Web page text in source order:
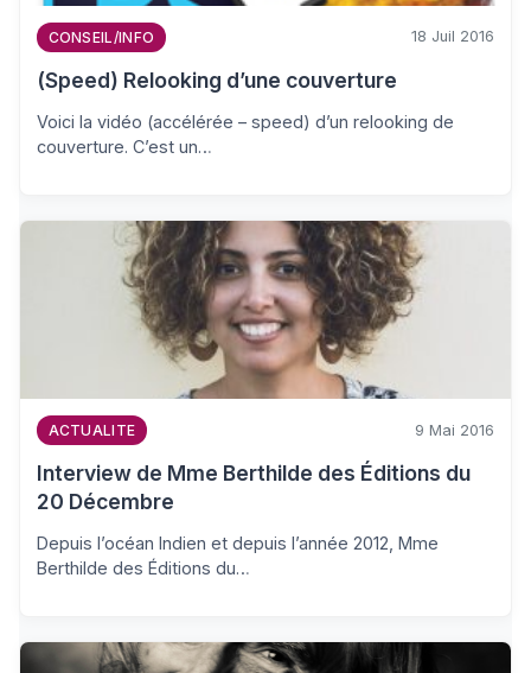
CONSEIL/INFO 18 Juil 2016
(Speed) Relooking d’une couverture
Voici la vidéo (accélérée – speed) d’un relooking de
couverture. C’est un…
ACTUALITE 9 Mai 2016
Interview de Mme Berthilde des Éditions du
20 Décembre
Depuis l’océan Indien et depuis l’année 2012, Mme
Berthilde des Éditions du…